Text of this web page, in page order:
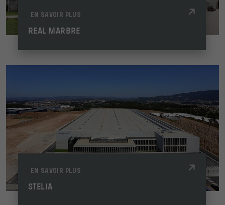
EN SAVOIR PLUS
REAL MARBRE
EN SAVOIR PLUS
STELIA